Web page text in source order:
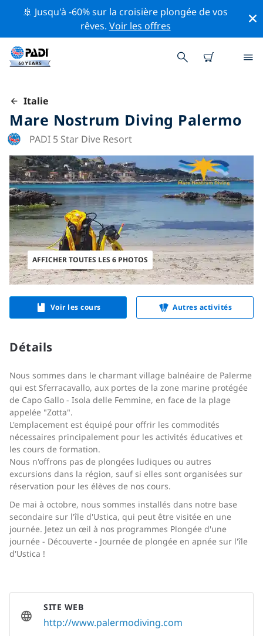
🚢 Jusqu'à -60% sur la croisière plongée de vos
rêves. Voir les offres
Italie
Mare Nostrum Diving Palermo
PADI 5 Star Dive Resort
AFFICHER TOUTES LES 6 PHOTOS
Voir les cours Autres activités
Détails
Nous sommes dans le charmant village balnéaire de Palerme
qui est Sferracavallo, aux portes de la zone marine protégée
de Capo Gallo - Isola delle Femmine, en face de la plage
appelée "Zotta".
L'emplacement est équipé pour offrir les commodités
nécessaires principalement pour les activités éducatives et
les cours de formation.
Nous n'offrons pas de plongées ludiques ou autres
excursions dans la région, sauf si elles sont organisées sur
réservation pour les élèves de nos cours.
De mai à octobre, nous sommes installés dans notre base
secondaire sur l'île d'Ustica, qui peut être visitée en une
journée. Jetez un œil à nos programmes Plongée d'une
journée - Découverte - Journée de plongée en apnée sur l'île
d'Ustica !
SITE WEB
http://www.palermodiving.com